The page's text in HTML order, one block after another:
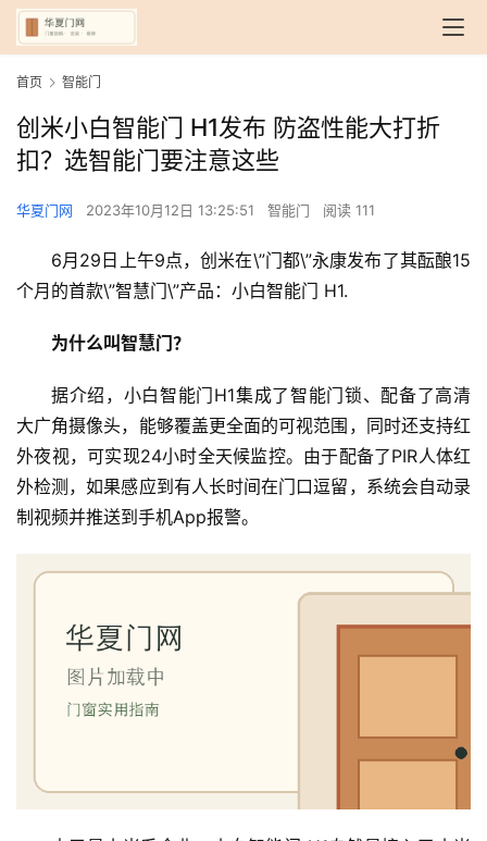
首页 智能门
创米小白智能门 H1发布 防盗性能大打折
扣？选智能门要注意这些
华夏门网 2023年10月12日 13:25:51 智能门 阅读 111
6月29日上午9点，创米在\”门都\”永康发布了其酝酿15
个月的首款\”智慧门\”产品：小白智能门 H1.
为什么叫智慧门？
据介绍，小白智能门H1集成了智能门锁、配备了高清
大广角摄像头，能够覆盖更全面的可视范围，同时还支持红
外夜视，可实现24小时全天候监控。由于配备了PIR人体红
外检测，如果感应到有人长时间在门口逗留，系统会自动录
制视频并推送到手机App报警。